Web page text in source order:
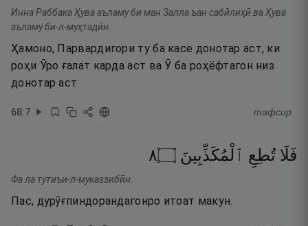
Инна Раббака Ҳува аъламу би ман Залла ъан сабӣлиҳӣ ва Ҳува
аъламу би-л-муҳтадӣн.
Ҳамоно, Парвардигори ту ба касе донотар аст, ки
роҳи Ӯро ғалат карда аст ва Ӯ ба роҳёфтагон низ
донотар аст.
68:7 тафсир
فَلَا تُطِعِ ٱلْمُكَذِّبِينَ ۝٨
Фа ла тутиъи-л-муказзибӣн.
Пас, дурӯғпиндорандагонро итоат макун.